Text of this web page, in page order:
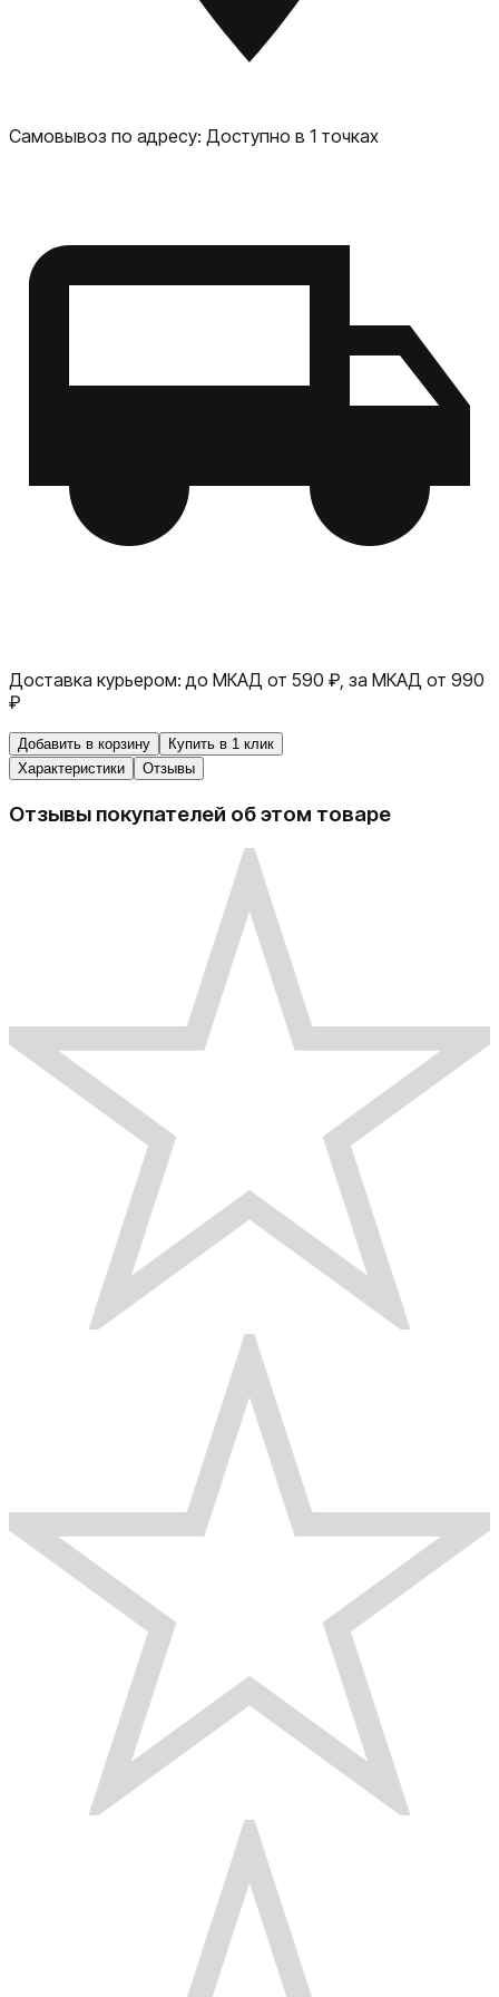
Самовывоз по адресу: Доступно в 1 точках
Доставка курьером: до МКАД от 590 ₽, за МКАД от 990
₽
Добавить в корзину
Купить в 1 клик
Характеристики
Отзывы
Отзывы покупателей об этом товаре